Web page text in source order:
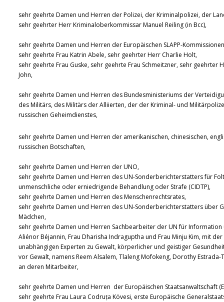
sehr geehrte Damen und Herren der Polizei, der Kriminalpolizei, der
sehr geehrter Herr Kriminaloberkommissar Manuel Reiling (in Bcc),
sehr geehrte Damen und Herren der Europäischen SLAPP-
sehr geehrte Frau Katrin Abele, sehr geehrter Herr Charlie Holt,
sehr geehrte Frau Guske, sehr geehrte Frau Schmeitzner, sehr geehrter
John,
sehr geehrte Damen und Herren des Bundesministeriums der
des Militärs, des Militärs der Alliierten, der der Kriminal- und
russischen Geheimdienstes,
sehr geehrte Damen und Herren der amerikanischen, chinesischen,
russischen Botschaften,
sehr geehrte Damen und Herren der UNO,
sehr geehrte Damen und Herren des UN-Sonderberichterstatters für
unmenschliche oder erniedrigende Behandlung oder Strafe (CIDTP),
sehr geehrte Damen und Herren des Menschenrechtsrates,
sehr geehrte Damen und Herren des UN-Sonderberichterstatters über
Mädchen,
sehr geehrte Damen und Herren Sachbearbeiter der UN für
Aliénor Béjannin, Frau Dharisha Indraguptha und Frau Minju Kim, mit
unabhängigen Experten zu Gewalt, körperlicher und geistiger
vor Gewalt, namens Reem Alsalem, Tlaleng Mofokeng, Dorothy
an deren Mitarbeiter,
sehr geehrte Damen und Herren der Europäischen Staatsanwaltschaft
sehr geehrte Frau Laura Codruța Kövesi, erste Europäische